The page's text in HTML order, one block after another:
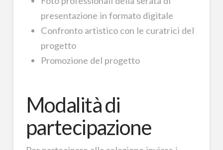
presentazione in formato digitale
Confronto artistico con le curatrici del
progetto
Promozione del progetto
Modalità di
partecipazione